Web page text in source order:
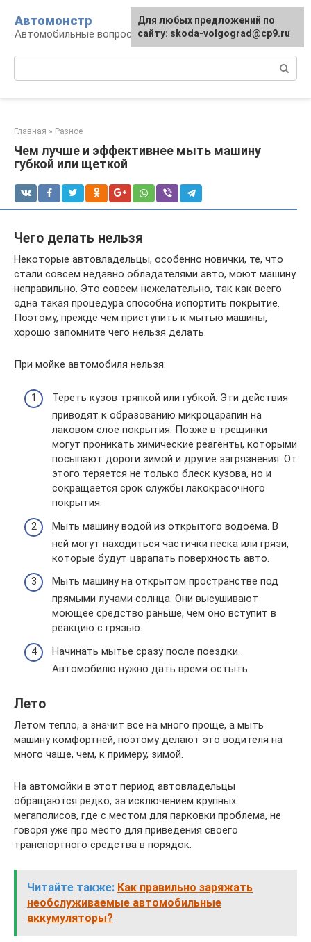
контенту
Автомонстр
Автомобильные вопросы и ответы
Главная » Разное
Чем лучше и эффективнее мыть машину
губкой или щеткой
Чего делать нельзя
Некоторые автовладельцы, особенно новички, те, что
стали совсем недавно обладателями авто, моют машину
неправильно. Это совсем нежелательно, так как всего
одна такая процедура способна испортить покрытие.
Поэтому, прежде чем приступить к мытью машины,
хорошо запомните чего нельзя делать.
При мойке автомобиля нельзя:
Тереть кузов тряпкой или губкой. Эти действия
приводят к образованию микроцарапин на
лаковом слое покрытия. Позже в трещинки
могут проникать химические реагенты, которыми
посыпают дороги зимой и другие загрязнения. От
этого теряется не только блеск кузова, но и
сокращается срок службы лакокрасочного
покрытия.
Мыть машину водой из открытого водоема. В
ней могут находиться частички песка или грязи,
которые будут царапать поверхность авто.
Мыть машину на открытом пространстве под
прямыми лучами солнца. Они высушивают
моющее средство раньше, чем оно вступит в
реакцию с грязью.
Начинать мытье сразу после поездки.
Автомобилю нужно дать время остыть.
Лето
Летом тепло, а значит все на много проще, а мыть
машину комфортней, поэтому делают это водителя на
много чаще, чем, к примеру, зимой.
На автомойки в этот период автовладельцы
обращаются редко, за исключением крупных
мегаполисов, где с местом для парковки проблема, не
говоря уже про место для приведения своего
транспортного средства в порядок.
Читайте также: Как правильно заряжать
необслуживаемые автомобильные
аккумуляторы?
Для любых предложений по
сайту: skoda-volgograd@cp9.ru